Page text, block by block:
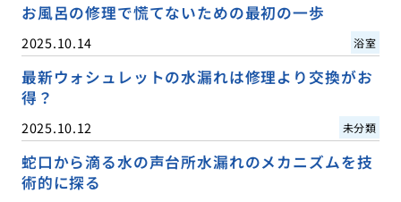
お風呂の修理で慌てないための最初の一歩
2025.10.14 浴室
最新ウォシュレットの水漏れは修理より交換がお
得？
2025.10.12 未分類
蛇口から滴る水の声台所水漏れのメカニズムを技
術的に探る